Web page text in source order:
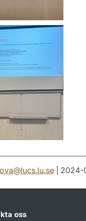
@lucs.lu.se| 2024-
oss